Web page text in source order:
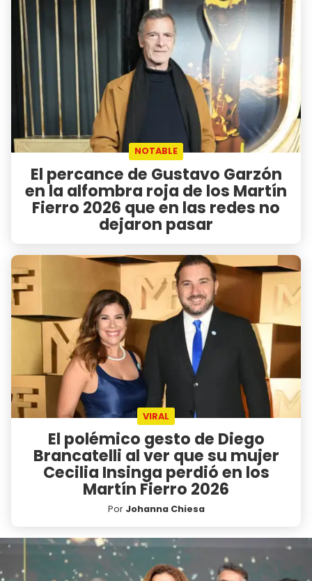
NOTABLE
El percance de Gustavo Garzón
en la alfombra roja de los Martín
Fierro 2026 que en las redes no
dejaron pasar
VIRAL
El polémico gesto de Diego
Brancatelli al ver que su mujer
Cecilia Insinga perdió en los
Martín Fierro 2026
Por Johanna Chiesa